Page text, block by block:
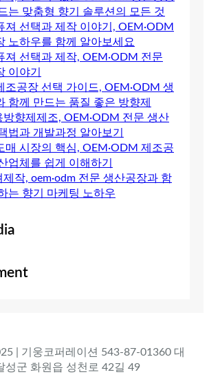
는 맞춤형 향기 솔루션의 모든 것
져 선택과 제작 이야기, OEM·ODM
노하우를 함께 알아보세요
져 선택과 제작, OEM·ODM 전문
이야기
조공장 선택 가이드, OEM·ODM 생
함께 만드는 품질 좋은 방향제
방향제제조, OEM·ODM 전문 생산
법과 개발과정 알아보기
매 시장의 핵심, OEM·ODM 제조공
업체를 쉽게 이해하기
작, oem·odm 전문 생산공장과 함
는 향기 마케팅 노하우
| 기웅코퍼레이션 543-87-01360 대
성군 화원읍 성천로 42길 49